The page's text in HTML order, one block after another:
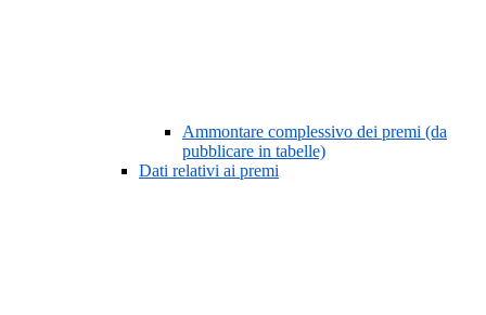
Ammontare complessivo dei premi (da
pubblicare in tabelle)
Dati relativi ai premi